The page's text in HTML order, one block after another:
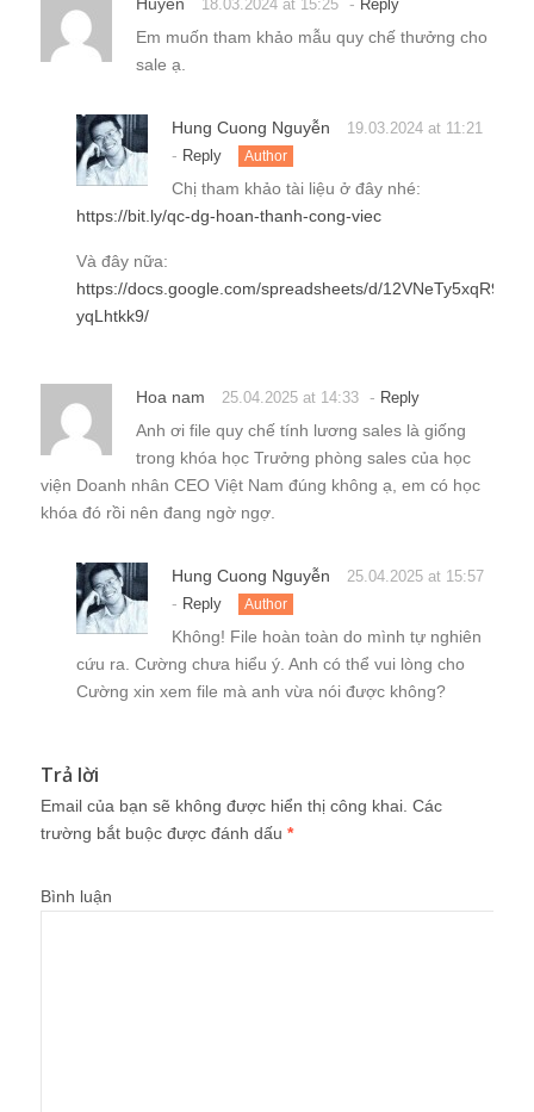
18.03.2024 at 15:25 Reply
Em muốn tham khảo mẫu quy chế thưởng cho
sale ạ.
Hung Cuong Nguyễn 19.03.2024 at 11:21
- Reply Author
Chị tham khảo tài liệu ở đây nhé:
https://bit.ly/qc-dg-hoan-thanh-cong-viec
Và đây nữa:
https://docs.google.com/spreadsheets/d/
yqLhtkk9/
Hoa nam 25.04.2025 at 14:33 - Reply
Anh ơi file quy chế tính lương sales là giống
trong khóa học Trưởng phòng sales của học
viện Doanh nhân CEO Việt Nam đúng không ạ, em có học
khóa đó rồi nên đang ngờ ngợ.
Hung Cuong Nguyễn 25.04.2025 at 15:57
- Reply Author
Không! File hoàn toàn do mình tự nghiên
cứu ra. Cường chưa hiểu ý. Anh có thể vui lòng cho
Cường xin xem file mà anh vừa nói được không?
Trả lời
Email của bạn sẽ không được hiển thị công khai. Các
trường bắt buộc được đánh dấu *
Bình luận